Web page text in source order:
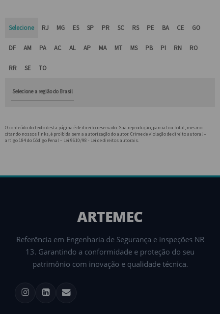
Selecione RJ MG ES SP PR SC RS PE BA CE GO
DF AM PA AC AL AP MA MT MS PB PI RN RO
RR SE TO
Selecione a região do Brasil
O conteúdo do texto desta página é de direito reservado. Sua reprodução, parcial ou total, mesmo
citando nossos links, é proibida sem a autorização do autor. Crime de violação de direito autoral –
artigo 184 do Código Penal – Lei 9610/98 - Lei de direitos autorais
ARTEMEC
Referência em Engenharia de Segurança e inspeções NR
13. Garantindo a conformidade e proteção do seu
patrimônio com inovação e qualidade técnica.